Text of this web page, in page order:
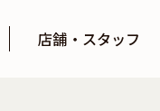
店舗・スタッフ